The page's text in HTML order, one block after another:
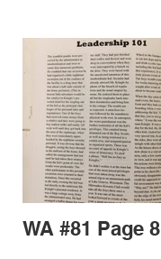
WA #81 Page 8